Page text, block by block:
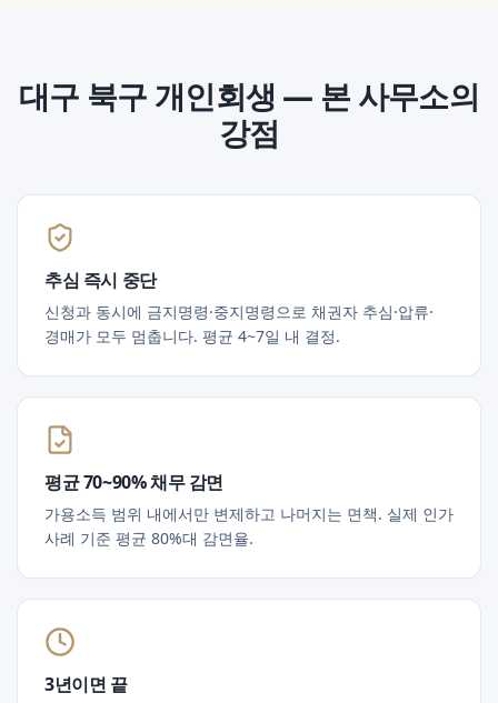
대구 북구 개인회생 — 본 사무소의
강점
추심 즉시 중단
신청과 동시에 금지명령·중지명령으로 채권자 추심·압류·
경매가 모두 멈춥니다. 평균 4~7일 내 결정.
평균 70~90% 채무 감면
가용소득 범위 내에서만 변제하고 나머지는 면책. 실제 인가
사례 기준 평균 80%대 감면율.
3년이면 끝